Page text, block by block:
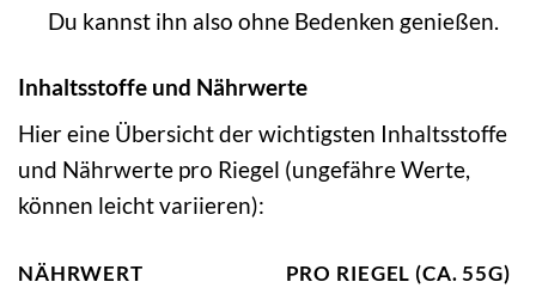
Du kannst ihn also ohne Bedenken genießen.
Inhaltsstoffe und Nährwerte
Hier eine Übersicht der wichtigsten Inhaltsstoffe
und Nährwerte pro Riegel (ungefähre Werte,
können leicht variieren):
NÄHRWERT
PRO RIEGEL (CA. 55G)